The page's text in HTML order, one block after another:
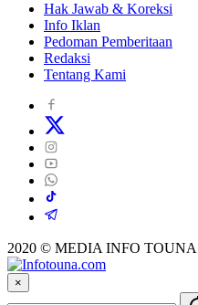
Hak Jawab & Koreksi
Info Iklan
Pedoman Pemberitaan
Redaksi
Tentang Kami
2020 © MEDIA INFO TOUNA
×